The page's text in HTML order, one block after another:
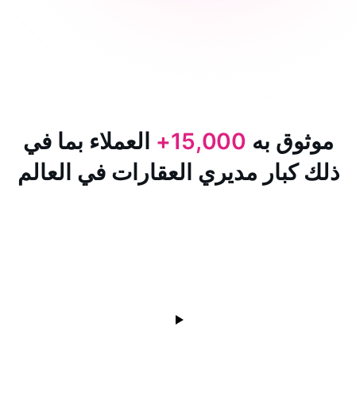
به15,000+ العملاء بما في
مديري العقارات في العالم